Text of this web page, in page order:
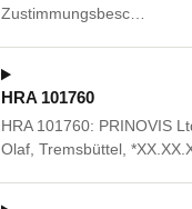
Zustimmungsbesc…
HRA 101760
HRA 101760: PRINOVIS
Olaf, Tremsbüttel,